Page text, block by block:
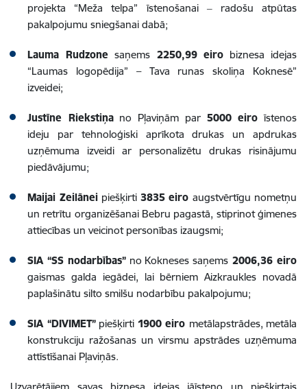
projekta “Meža telpa” īstenošanai ‒ radošu atpūtas
pakalpojumu sniegšanai dabā;
Lauma Rudzonesaņems2250,99 eiro biznesa idejas
“Laumas logopēdija” – Tava runas skoliņa Koknesē”
izveidei;
Justīne Riekstiņano Pļaviņām par 5000 eiro īstenos
ideju par tehnoloģiski aprīkota drukas un apdrukas
uzņēmuma izveidi ar personalizētu drukas risinājumu
piedāvājumu;
Maijai Zeilāneipiešķirti 3835 eiroaugstvērtīgu nometņu
un retrītu organizēšanai Bebru pagastā, stiprinot ģimenes
attiecības un veicinot personības izaugsmi;
SIA “SS nodarbības”no Kokneses saņems 2006,36 eiro
gaismas galda iegādei, lai bērniem Aizkraukles novadā
paplašinātu silto smilšu nodarbību pakalpojumu;
SIA “DIVIMET”piešķirti 1900 eiro metālapstrādes, metāla
konstrukciju ražošanas un virsmu apstrādes uzņēmuma
attīstīšanai Pļaviņās.
Uzvarētājiem savas biznesa idejas jāīsteno un piešķirtais